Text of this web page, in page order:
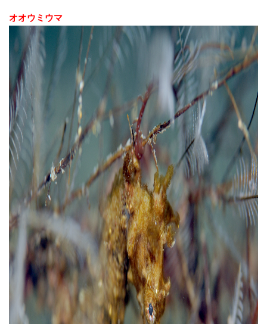
オオウミウマ